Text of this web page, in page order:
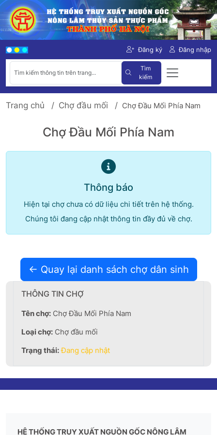
Đăng ký Đăng nhập
Tìm
kiếm
Trang chủ Chợ đầu mối Chợ Đầu Mối Phía Nam
Chợ Đầu Mối Phía Nam
Thông báo
Hiện tại chợ chưa có dữ liệu chi tiết trên hệ thống.
Chúng tôi đang cập nhật thông tin đầy đủ về chợ.
← Quay lại danh sách chợ dân sinh
THÔNG TIN CHỢ
Tên chợ: Chợ Đầu Mối Phía Nam
Loại chợ: Chợ đầu mối
Trạng thái: Đang cập nhật
HỆ THỐNG TRUY XUẤT NGUỒN GỐC NÔNG LÂM